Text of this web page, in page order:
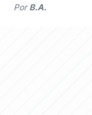
Por B.A.